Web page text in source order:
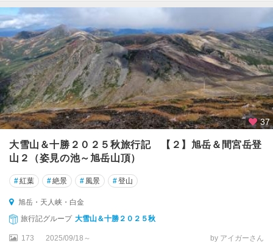
斜
路
網
走
・
知
床
・
紋
37
大雪山＆十勝２０２５秋旅行記 【２】旭岳＆間宮岳登
山２（姿見の池～旭岳山頂）
#紅葉 #絶景 # 風景 #登山
旭岳・天人峡・白金
旅行記グループ 大雪山＆十勝２０２５秋
173 2025/09/18～ by アイガーさん